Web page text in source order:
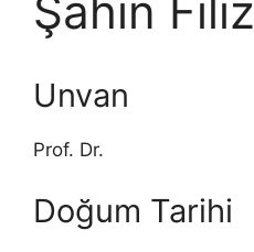
Şahin Filiz
Unvan
Prof. Dr.
Doğum Tarihi